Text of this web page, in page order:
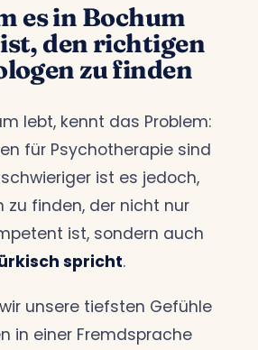
es in Bochum
den richtigen
zu finden
lebt, kennt das Problem:
für Psychotherapie sind
ist es jedoch,
zu finden, der nicht nur
ist, sondern auch
spricht.
unsere tiefsten Gefühle
in einer Fremdsprache